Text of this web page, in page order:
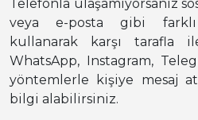
Telefonla ulaşamıyorsanız
veya e-posta gibi farklı
kullanarak karşı tarafla
WhatsApp, Instagram,
yöntemlerle kişiye mesaj
bilgi alabilirsiniz.